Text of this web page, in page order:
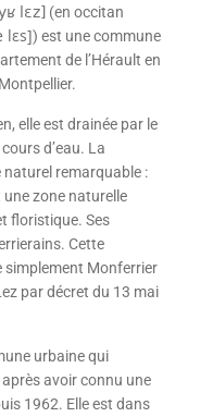
lɛz] (en occitan
lɛs]) est une commune
de l’Hérault en
elle est drainée par le
d’eau. La
remarquable :
une zone naturelle
floristique. Ses
Cette
simplement Monferrier
par décret du 13 mai
urbaine qui
avoir connu une
1962. Elle est dans